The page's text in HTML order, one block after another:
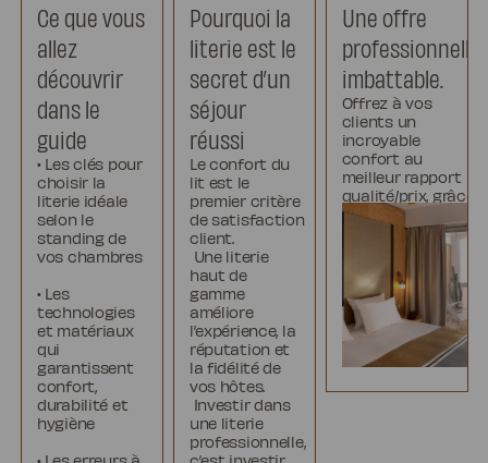
Ce que vous
allez
découvrir
dans le
guide
• Les clés pour
choisir la
literie idéale
selon le
standing de
vos chambres
• Les
technologies
et matériaux
qui
garantissent
confort,
durabilité et
hygiène
Pourquoi la
literie est le
secret d’un
séjour
réussi
Le confort du
lit est le
premier critère
de satisfaction
client.
Une literie
haut de
gamme
améliore
l’expérience, la
réputation et
la fidélité de
vos hôtes.
Investir dans
une literie
professionnelle,
Une offre
professionnelle
imbattable.
Offrez à vos
clients un
incroyable
confort au
meilleur rapport
qualité/prix, grâce
à une gamme
courte et un
modèle industriel
optimisé et
massifié.
Prendre rendez-
vous